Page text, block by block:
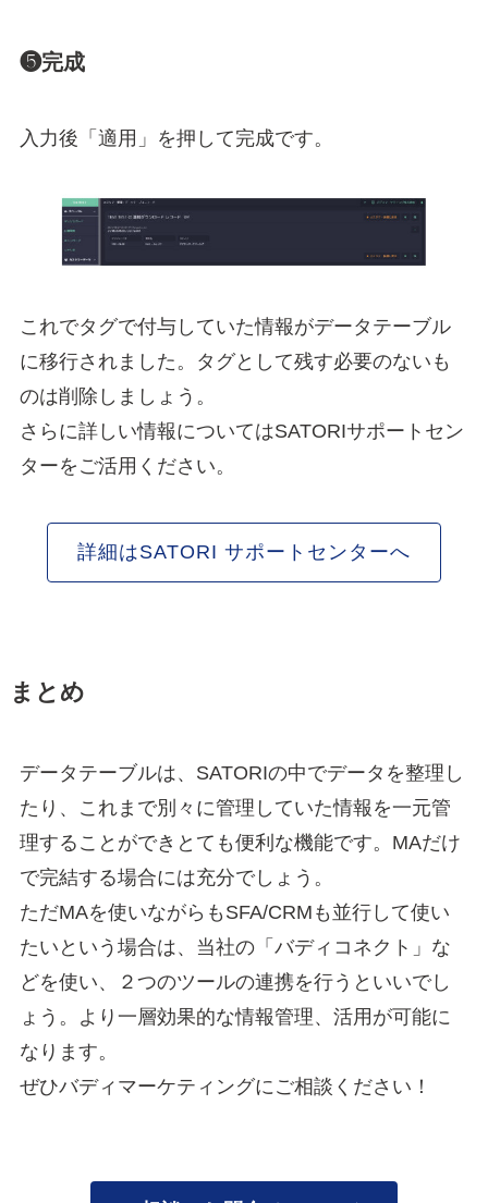
❺完成
入力後「適用」を押して完成です。
これでタグで付与していた情報がデータテーブル
に移行されました。タグとして残す必要のないも
のは削除しましょう。
さらに詳しい情報についてはSATORIサポートセン
ターをご活用ください。
詳細はSATORI サポートセンターへ
まとめ
データテーブルは、SATORIの中でデータを整理し
たり、これまで別々に管理していた情報を一元管
理することができとても便利な機能です。MAだけ
で完結する場合には充分でしょう。
ただMAを使いながらもSFA/CRMも並行して使い
たいという場合は、当社の「バディコネクト」な
どを使い、２つのツールの連携を行うといいでし
ょう。より一層効果的な情報管理、活用が可能に
なります。
ぜひバディマーケティングにご相談ください！